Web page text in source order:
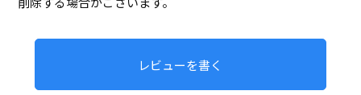
レビューを書く